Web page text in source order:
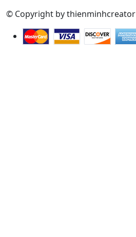
© Copyright by thienminhcreator